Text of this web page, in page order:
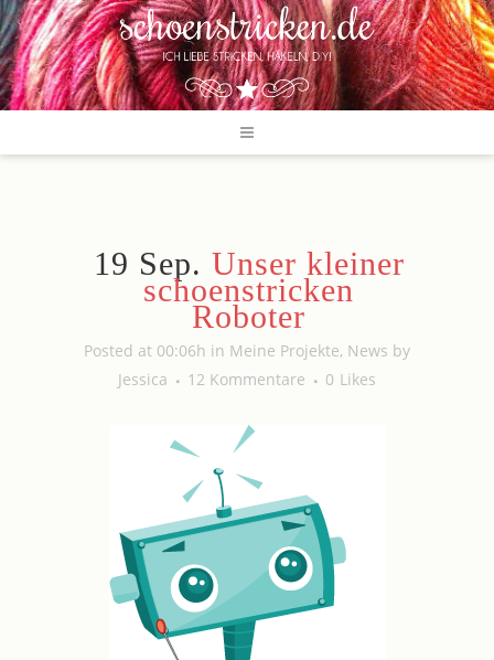
19 Sep. Unser kleiner
schoenstricken
Roboter
Posted at 00:06h in Meine Projekte, News by
Jessica
12 Kommentare 0 Likes